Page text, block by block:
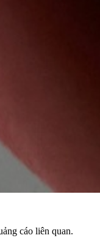
cáo liên quan.